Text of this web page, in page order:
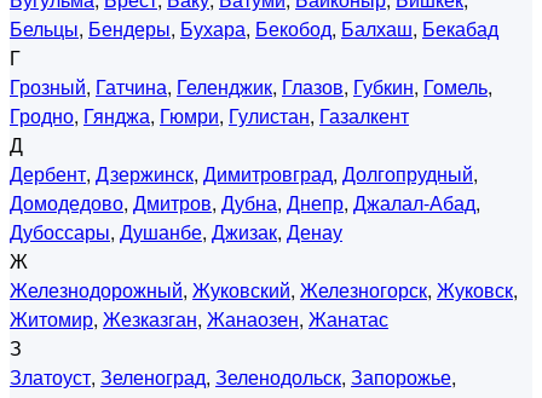
Бельцы, Бендеры, Бухара, Бекобод, Балхаш, Бекабад
Г
Грозный, Гатчина, Геленджик, Глазов, Губкин, Гомель,
Гродно, Гянджа, Гюмри, Гулистан, Газалкент
Д
Дербент, Дзержинск, Димитровград, Долгопрудный,
Домодедово, Дмитров, Дубна, Днепр, Джалал-Абад,
Дубоссары, Душанбе, Джизак, Денау
Ж
Железнодорожный, Жуковский, Железногорск, Жуковск,
Житомир, Жезказган, Жанаозен, Жанатас
З
Златоуст, Зеленоград, Зеленодольск, Запорожье,